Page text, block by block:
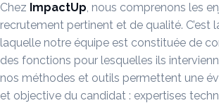
Chez ImpactUp, nous comprenons les
recrutement pertinent et de qualité. C’est
laquelle notre équipe est constituée de
des fonctions pour lesquelles ils
nos méthodes et outils permettent une
et objective du candidat : expertises